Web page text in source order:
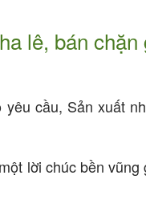
lê, bán
cầu, Sản xuất
lời chúc bền